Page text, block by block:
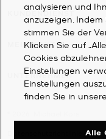
KUNDENDIENST
MEIN KONTO
UNTERNEHMEN
analysieren und
anzuzeigen. Indem
stimmen Sie der
Klicken Sie auf
Cookies
Einstellungen
Einstellungen
finden Sie in
Alle